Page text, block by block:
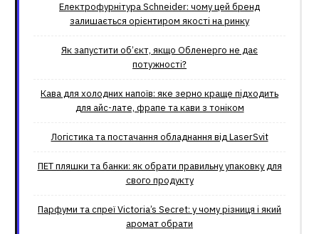
Електрофурнітура Schneider: чому цей бренд
залишається орієнтиром якості на ринку
Як запустити об’єкт, якщо Обленерго не дає
потужності?
Кава для холодних напоїв: яке зерно краще підходить
для айс-лате, фрапе та кави з тоніком
Логістика та постачання обладнання від LaserSvit
ПЕТ пляшки та банки: як обрати правильну упаковку для
свого продукту
Парфуми та спреї Victoria’s Secret: у чому різниця і який
аромат обрати